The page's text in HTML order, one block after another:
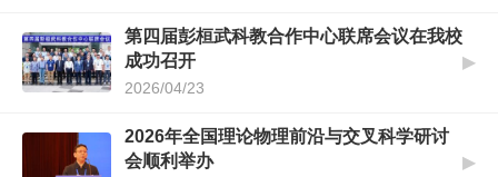
第四届彭桓武科教合作中心联席会议在我校
成功召开
2026/04/23
▶
2026年全国理论物理前沿与交叉科学研讨
会顺利举办
▶